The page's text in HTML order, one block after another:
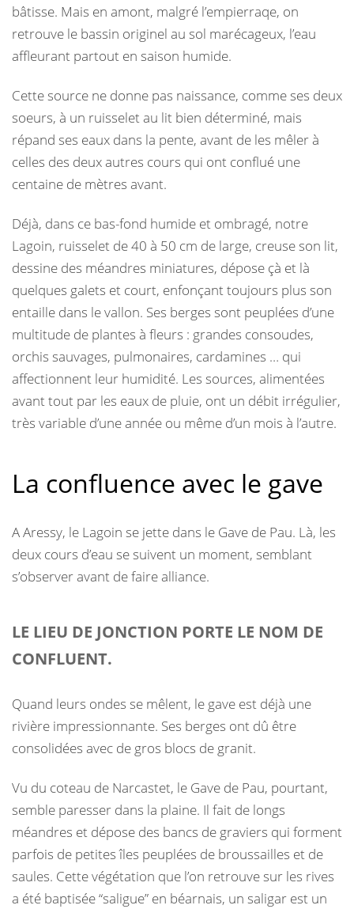
bâtisse. Mais en amont, malgré l’empierraqe, on
retrouve le bassin originel au sol marécageux, l’eau
affleurant partout en saison humide.
Cette source ne donne pas naissance, comme ses deux
soeurs, à un ruisselet au lit bien déterminé, mais
répand ses eaux dans la pente, avant de les mêler à
celles des deux autres cours qui ont conflué une
centaine de mètres avant.
Déjà, dans ce bas-fond humide et ombragé, notre
Lagoin, ruisselet de 40 à 50 cm de large, creuse son lit,
dessine des méandres miniatures, dépose çà et là
quelques galets et court, enfonçant toujours plus son
entaille dans le vallon. Ses berges sont peuplées d’une
multitude de plantes à fleurs : grandes consoudes,
orchis sauvages, pulmonaires, cardamines … qui
affectionnent leur humidité. Les sources, alimentées
avant tout par les eaux de pluie, ont un débit irrégulier,
très variable d’une année ou même d’un mois à l’autre.
La confluence avec le gave
A Aressy, le Lagoin se jette dans le Gave de Pau. Là, les
deux cours d’eau se suivent un moment, semblant
s’observer avant de faire alliance.
LE LIEU DE JONCTION PORTE LE NOM DE
CONFLUENT.
Quand leurs ondes se mêlent, le gave est déjà une
rivière impressionnante. Ses berges ont dû être
consolidées avec de gros blocs de granit.
Vu du coteau de Narcastet, le Gave de Pau, pourtant,
semble paresser dans la plaine. Il fait de longs
méandres et dépose des bancs de graviers qui forment
parfois de petites îles peuplées de broussailles et de
saules. Cette végétation que l’on retrouve sur les rives
a été baptisée “saligue” en béarnais, un saligar est un